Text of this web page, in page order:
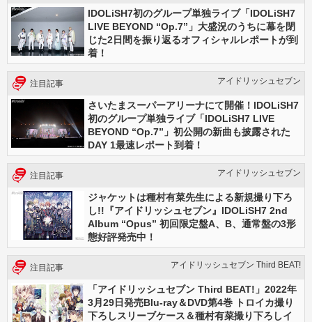
IDOLiSH7初のグループ単独ライブ「IDOLiSH7
LIVE BEYOND “Op.7”」大盛況のうちに幕を閉
じた2日間を振り返るオフィシャルレポートが到
着！
注目記事 アイドリッシュセブン
さいたまスーパーアリーナにて開催！IDOLiSH7
初のグループ単独ライブ「IDOLiSH7 LIVE
BEYOND “Op.7”」初公開の新曲も披露された
DAY 1最速レポート到着！
注目記事 アイドリッシュセブン
ジャケットは種村有菜先生による新規撮り下ろ
し!!『アイドリッシュセブン』IDOLiSH7 2nd
Album “Opus” 初回限定盤A、B、通常盤の3形
態好評発売中！
注目記事 アイドリッシュセブン Third BEAT!
「アイドリッシュセブン Third BEAT!」2022年
3月29日発売Blu-ray＆DVD第4巻 トロイカ撮り
下ろしスリーブケース＆種村有菜撮り下ろしイ